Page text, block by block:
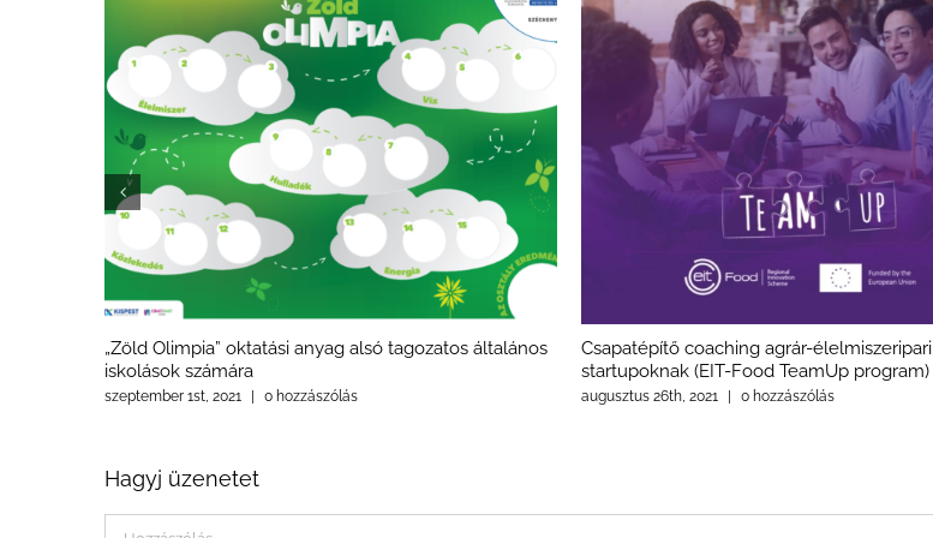
„Zöld Olimpia” oktatási anyag alsó tagozatos általános
iskolások számára
szeptember 1st, 2021 | 0 hozzászólás
Csapatépítő coaching agrár-élelmiszeripari
startupoknak (EIT-Food TeamUp program)
augusztus 26th, 2021 | 0 hozzászólás
Hagyj üzenetet
Hozzászólás